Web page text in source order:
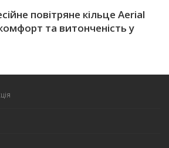
повітряне кільце Aerial
та витонченість у